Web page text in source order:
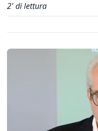
2' di lettura